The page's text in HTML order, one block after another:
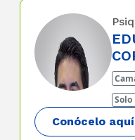
Conócelo aquí